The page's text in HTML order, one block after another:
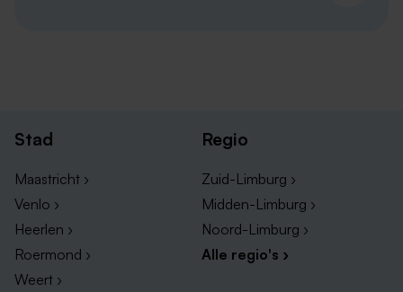
Stad
Maastricht ›
Venlo ›
Heerlen ›
Roermond ›
Weert ›
Regio
Zuid-Limburg ›
Midden-Limburg ›
Noord-Limburg ›
Alle regio's ›